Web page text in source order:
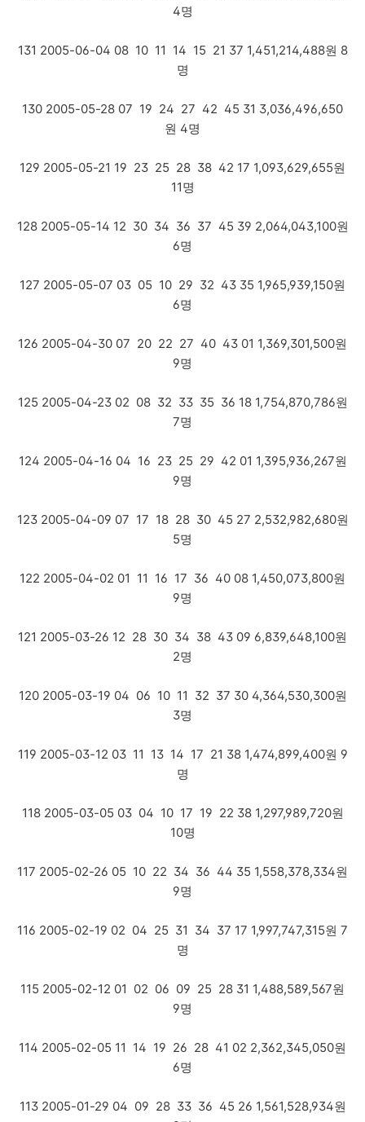
4명
131 2005-06-04 08 10 11 14 15 21 37 1,451,214,488원 8
명
130 2005-05-28 07 19 24 27 42 45 31 3,036,496,650
원 4명
129 2005-05-21 19 23 25 28 38 42 17 1,093,629,655원
11명
128 2005-05-14 12 30 34 36 37 45 39 2,064,043,100원
6명
127 2005-05-07 03 05 10 29 32 43 35 1,965,939,150원
6명
126 2005-04-30 07 20 22 27 40 43 01 1,369,301,500원
9명
125 2005-04-23 02 08 32 33 35 36 18 1,754,870,786원
7명
124 2005-04-16 04 16 23 25 29 42 01 1,395,936,267원
9명
123 2005-04-09 07 17 18 28 30 45 27 2,532,982,680원
5명
122 2005-04-02 01 11 16 17 36 40 08 1,450,073,800원
9명
121 2005-03-26 12 28 30 34 38 43 09 6,839,648,100원
2명
120 2005-03-19 04 06 10 11 32 37 30 4,364,530,300원
3명
119 2005-03-12 03 11 13 14 17 21 38 1,474,899,400원 9
명
118 2005-03-05 03 04 10 17 19 22 38 1,297,989,720원
10명
117 2005-02-26 05 10 22 34 36 44 35 1,558,378,334원
9명
116 2005-02-19 02 04 25 31 34 37 17 1,997,747,315원 7
명
115 2005-02-12 01 02 06 09 25 28 31 1,488,589,567원
9명
114 2005-02-05 11 14 19 26 28 41 02 2,362,345,050원
6명
113 2005-01-29 04 09 28 33 36 45 26 1,561,528,934원